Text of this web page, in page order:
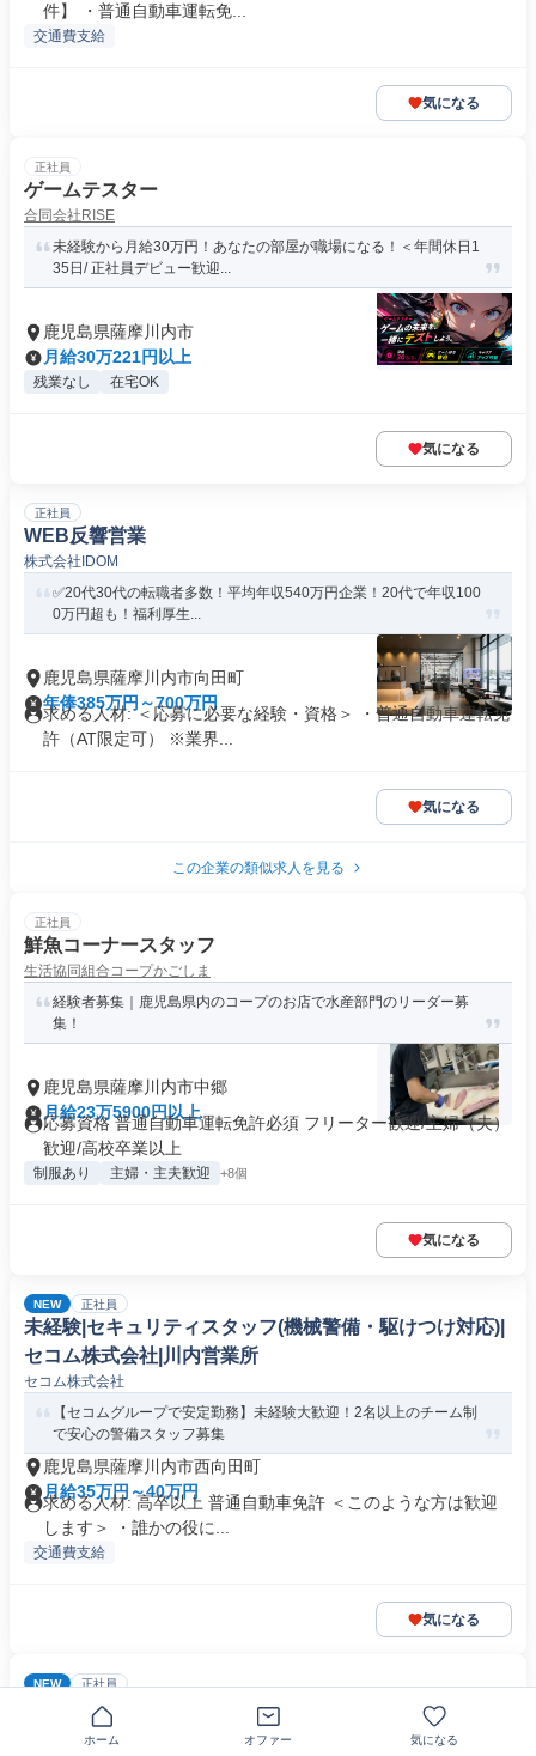
件】 ・普通自動車運転免...
交通費支給
気になる
正社員
ゲームテスター
合同会社RISE
未経験から月給30万円！あなたの部屋が職場になる！＜年間休日1
35日/ 正社員デビュー歓迎...
鹿児島県薩摩川内市
月給30万221円以上
残業なし 在宅OK
気になる
正社員
WEB反響営業
株式会社IDOM
✅20代30代の転職者多数！平均年収540万円企業！20代で年収100
0万円超も！福利厚生...
鹿児島県薩摩川内市向田町
年俸385万円～700万円
求める人材: ＜応募に必要な経験・資格＞ ・普通自動車運転免
許（AT限定可） ※業界...
気になる
この企業の類似求人を見る
正社員
鮮魚コーナースタッフ
生活協同組合コープかごしま
経験者募集｜鹿児島県内のコープのお店で水産部門のリーダー募
集！
鹿児島県薩摩川内市中郷
月給23万5900円以上
応募資格 普通自動車運転免許必須 フリーター歓迎/主婦（夫）
歓迎/高校卒業以上
制服あり 主婦・主夫歓迎 +8個
気になる
NEW 正社員
未経験|セキュリティスタッフ(機械警備・駆けつけ対応)|
セコム株式会社|川内営業所
セコム株式会社
【セコムグループで安定勤務】未経験大歓迎！2名以上のチーム制
で安心の警備スタッフ募集
鹿児島県薩摩川内市西向田町
月給35万円～40万円
求める人材: 高卒以上 普通自動車免許 ＜このような方は歓迎
します＞ ・誰かの役に...
交通費支給
気になる
NEW 正社員
楽天モバイルショップ
楽天モバイル テックランド薩摩川内店
ホーム オファー 気になる